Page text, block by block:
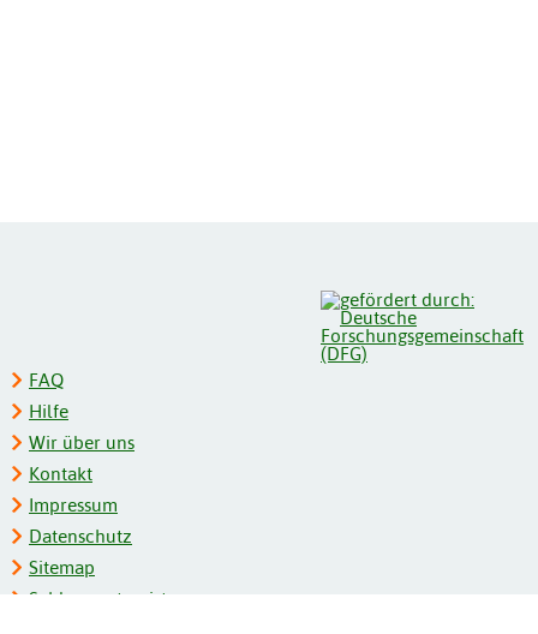
FAQ
Hilfe
Wir über uns
Kontakt
Impressum
Datenschutz
Sitemap
Schlagwortregister